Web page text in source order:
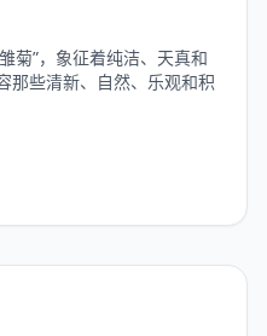
菊”，象征着纯洁、天真和
那些清新、自然、乐观和积